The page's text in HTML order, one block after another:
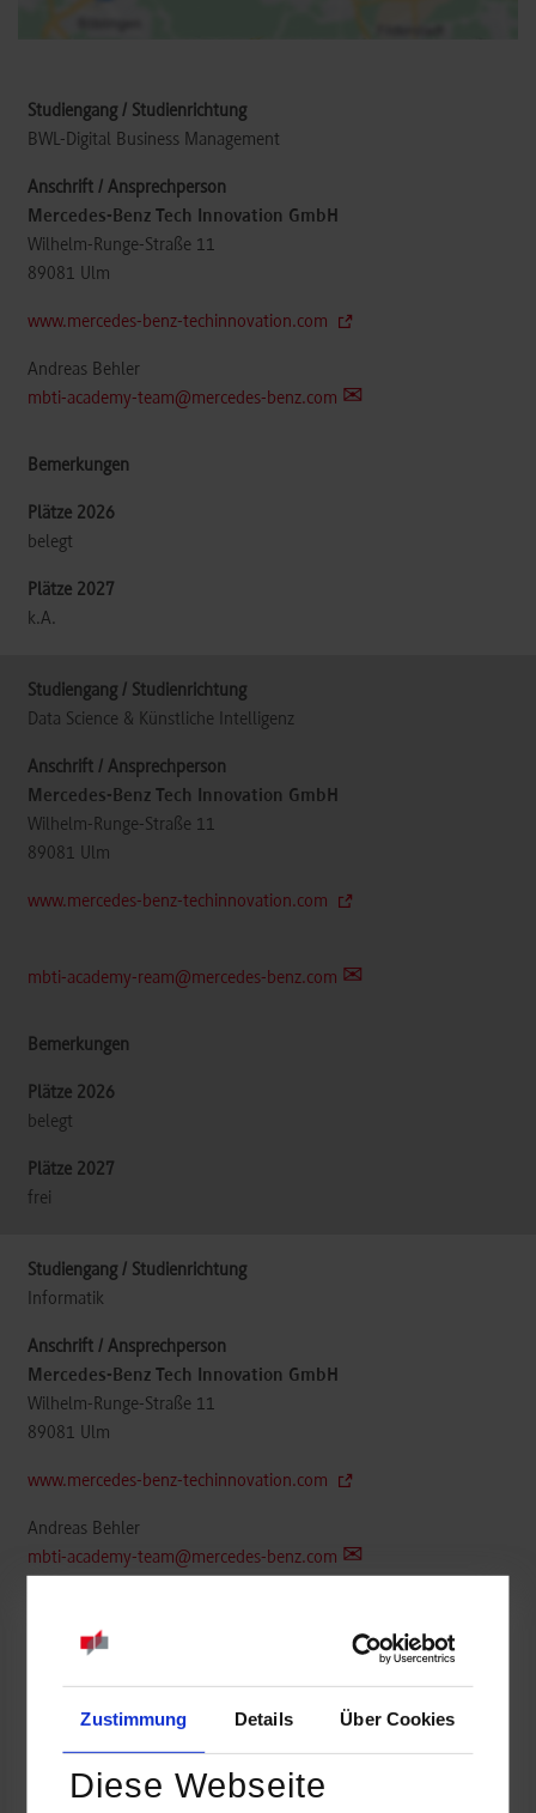
Zustimmung Details Über Cookies
Diese Webseite
BWL-Digital Business Management
Mercedes-Benz Tech Innovation GmbH
Wilhelm-Runge-Straße 11
89081 Ulm
www.mercedes-benz-techinnovation.com
Andreas Behler
mbti-academy-team@mercedes-benz.com
belegt
k.A.
Data Science & Künstliche Intelligenz
Mercedes-Benz Tech Innovation GmbH
Wilhelm-Runge-Straße 11
89081 Ulm
www.mercedes-benz-techinnovation.com
mbti-academy-ream@mercedes-benz.com
belegt
frei
Informatik
Mercedes-Benz Tech Innovation GmbH
Wilhelm-Runge-Straße 11
89081 Ulm
www.mercedes-benz-techinnovation.com
Andreas Behler
mbti-academy-team@mercedes-benz.com